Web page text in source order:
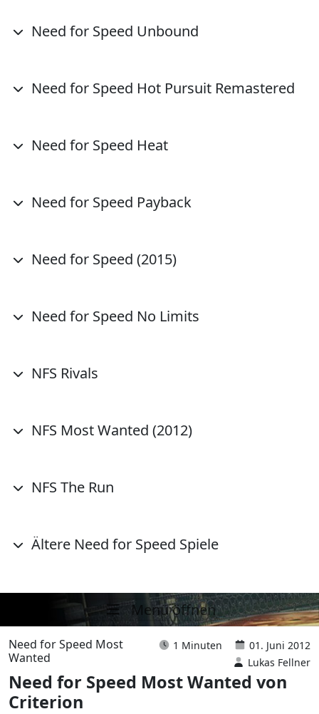
Need for Speed Unbound
Need for Speed Hot Pursuit Remastered
Need for Speed Heat
Need for Speed Payback
Need for Speed (2015)
Need for Speed No Limits
NFS Rivals
NFS Most Wanted (2012)
NFS The Run
Ältere Need for Speed Spiele
Menü öffnen
Need for Speed Most
Wanted
1 Minuten
01. Juni 2012
Lukas Fellner
Need for Speed Most Wanted von
Criterion